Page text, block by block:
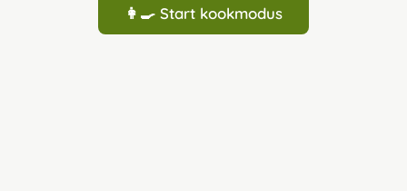
👩‍🍳 Start kookmodus